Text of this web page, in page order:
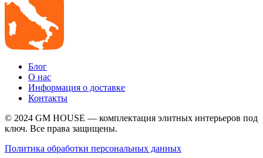
Блог
О нас
Информация о доставке
Контакты
© 2024 GM HOUSE — комплектация элитных интерьеров под
ключ. Все права защищены.
Политика обработки персональных данных